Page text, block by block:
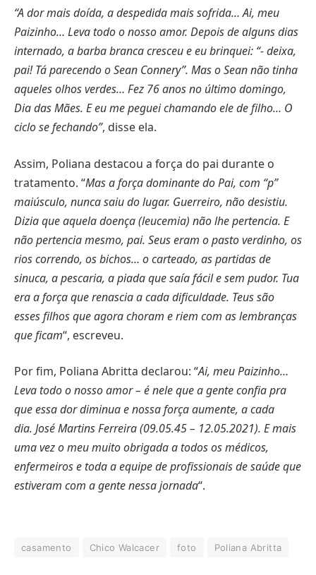
“A dor mais doída, a despedida mais sofrida… Ai, meu
Paizinho… Leva todo o nosso amor. Depois de alguns dias
internado, a barba branca cresceu e eu brinquei: “- deixa,
pai! Tá parecendo o Sean Connery”. Mas o Sean não tinha
aqueles olhos verdes… Fez 76 anos no último domingo,
Dia das Mães. E eu me peguei chamando ele de filho… O
ciclo se fechando”, disse ela.
Assim, Poliana destacou a força do pai durante o
tratamento. “Mas a força dominante do Pai, com “p”
maiúsculo, nunca saiu do lugar. Guerreiro, não desistiu.
Dizia que aquela doença (leucemia) não lhe pertencia. E
não pertencia mesmo, pai. Seus eram o pasto verdinho, os
rios correndo, os bichos… o carteado, as partidas de
sinuca, a pescaria, a piada que saía fácil e sem pudor. Tua
era a força que renascia a cada dificuldade. Teus são
esses filhos que agora choram e riem com as lembranças
que ficam“, escreveu.
Por fim, Poliana Abritta declarou: “Ai, meu Paizinho…
Leva todo o nosso amor – é nele que a gente confia pra
que essa dor diminua e nossa força aumente, a cada
dia. José Martins Ferreira (09.05.45 – 12.05.2021). E mais
uma vez o meu muito obrigada a todos os médicos,
enfermeiros e toda a equipe de profissionais de saúde que
estiveram com a gente nessa jornada“.
casamento Chico Walcacer foto Poliana Abritta